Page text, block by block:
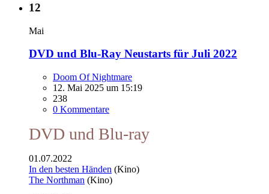
12
Mai
DVD und Blu-Ray Neustarts für Juli 2022
Doom Of Nightmare
12. Mai 2025 um 15:19
238
0 Kommentare
DVD und Blu-ray
01.07.2022
In den besten Händen (Kino)
The Northman (Kino)